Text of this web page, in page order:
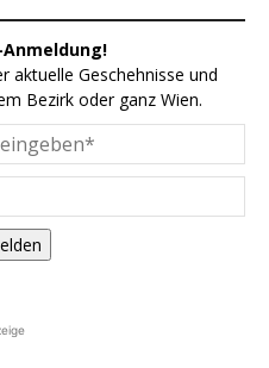
aktuelle Geschehnisse und
Bezirk oder ganz Wien.